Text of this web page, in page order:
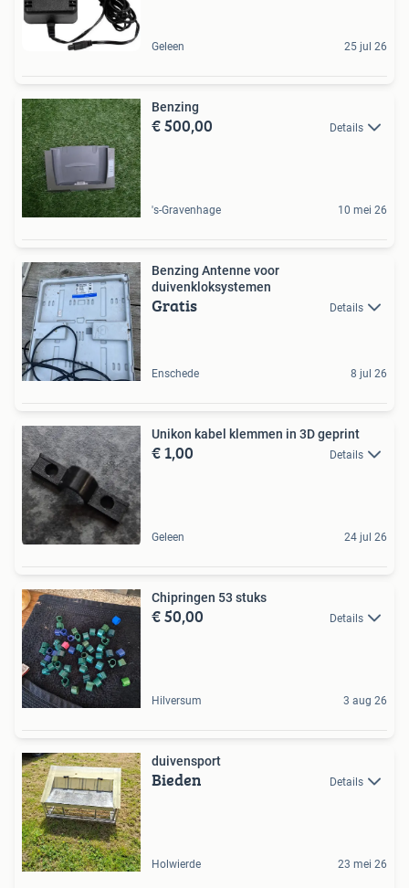
Geleen 25 jul 26
Benzing
€ 500,00 Details
's-Gravenhage 10 mei 26
Benzing Antenne voor
duivenkloksystemen
Gratis Details
Enschede 8 jul 26
Unikon kabel klemmen in 3D geprint
€ 1,00 Details
Geleen 24 jul 26
Chipringen 53 stuks
€ 50,00 Details
Hilversum 3 aug 26
duivensport
Bieden Details
Holwierde 23 mei 26